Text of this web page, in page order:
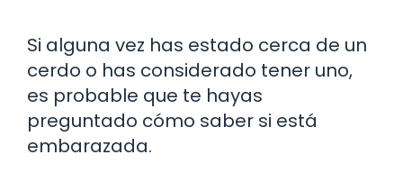
Si alguna vez has estado cerca de un
cerdo o has considerado tener uno,
es probable que te hayas
preguntado cómo saber si está
embarazada.